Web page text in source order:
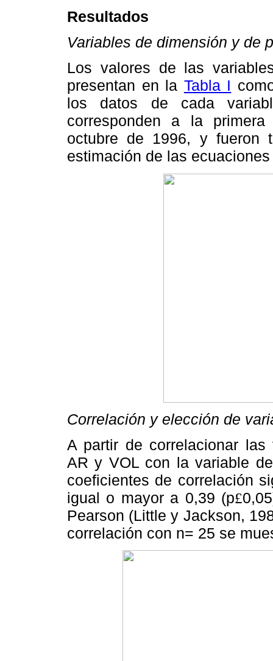
Resultados
Variables de dimensión y de
Los valores de las
presentan en la Tabla I
los datos de cada
corresponden a la
octubre de 1996, y fueron
estimación de las
Correlación y elección de
A partir de correlacionar
AR y VOL con la variable
coeficientes de correlación
igual o mayor a 0,39 (p£
Pearson (Little y Jackson,
correlación con n= 25 se